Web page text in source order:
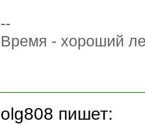
--
Время - хороший
olg808 пишет: